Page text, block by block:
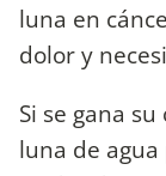
luna en
dolor y
Si se gana
luna de